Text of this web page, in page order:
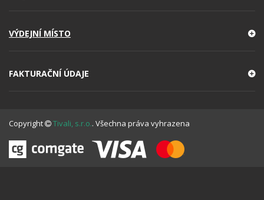
VÝDEJNÍ MÍSTO
FAKTURAČNÍ ÚDAJE
Copyright Tivali, s.r.o.. Všechna práva vyhrazena